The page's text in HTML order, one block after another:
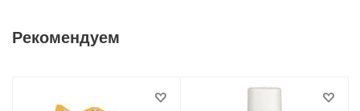
Рекомендуем